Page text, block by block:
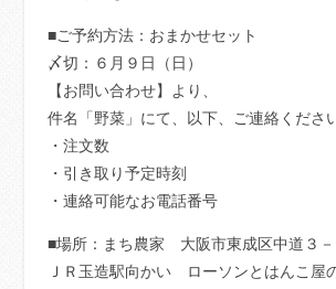
■ご予約方法：おまかせセット
〆切：６月９日（日）
【お問い合わせ】より、
件名「野菜」にて、以下、ご連絡ください
・注文数
・引き取り予定時刻
・連絡可能なお電話番号
■場所：まち農家 大阪市東成区中道３－
ＪＲ玉造駅向かい ローソンとはんこ屋